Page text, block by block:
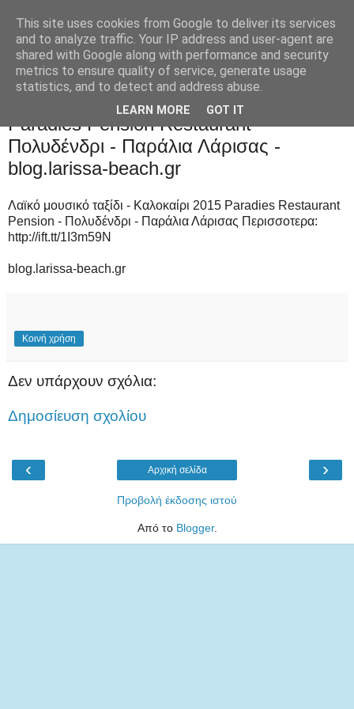
Paradies Pension Restaurant -
Πολυδένδρι - Παράλια Λάρισας -
blog.larissa-beach.gr
Λαϊκό μουσικό ταξίδι - Καλοκαίρι 2015 Paradies Restaurant
Pension - Πολυδένδρι - Παράλια Λάρισας Περισσοτερα:
http://ift.tt/1I3m59N
blog.larissa-beach.gr
Κοινή χρήση
Δεν υπάρχουν σχόλια:
Δημοσίευση σχολίου
‹ ›
Αρχική σελίδα
Προβολή έκδοσης ιστού
Από το Blogger.
This site uses cookies from Google to deliver its services
and to analyze traffic. Your IP address and user-agent are
shared with Google along with performance and security
metrics to ensure quality of service, generate usage
statistics, and to detect and address abuse.
LEARN MORE GOT IT